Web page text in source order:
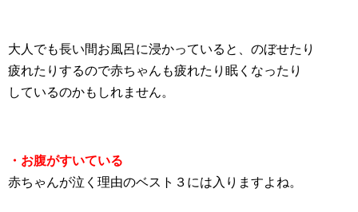
大人でも長い間お風呂に浸かっていると、のぼせたり
疲れたりするので赤ちゃんも疲れたり眠くなったり
しているのかもしれません。
・お腹がすいている
赤ちゃんが泣く理由のベスト３には入りますよね。